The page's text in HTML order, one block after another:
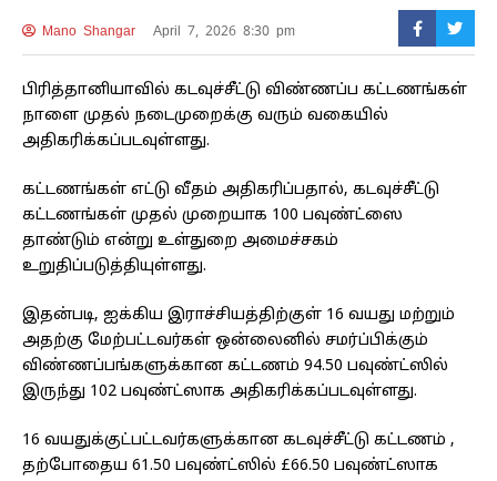
Mano Shangar April 7, 2026 8:30 pm
பிரித்தானியாவில் கடவுச்சீட்டு விண்ணப்ப கட்டணங்கள்
நாளை முதல் நடைமுறைக்கு வரும் வகையில்
அதிகரிக்கப்படவுள்ளது.
கட்டணங்கள் எட்டு வீதம் அதிகரிப்பதால், கடவுச்சீட்டு
கட்டணங்கள் முதல் முறையாக 100 பவுண்ட்ஸை
தாண்டும் என்று உள்துறை அமைச்சகம்
உறுதிப்படுத்தியுள்ளது.
இதன்படி, ஐக்கிய இராச்சியத்திற்குள் 16 வயது மற்றும்
அதற்கு மேற்பட்டவர்கள் ஒன்லைனில் சமர்ப்பிக்கும்
விண்ணப்பங்களுக்கான கட்டணம் 94.50 பவுண்ட்ஸில்
இருந்து 102 பவுண்ட்ஸாக அதிகரிக்கப்படவுள்ளது.
16 வயதுக்குட்பட்டவர்களுக்கான கடவுச்சீட்டு கட்டணம் ,
தற்போதைய 61.50 பவுண்ட்ஸில் £66.50 பவுண்ட்ஸாக